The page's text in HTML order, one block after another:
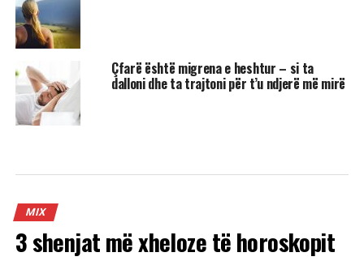
Çfarë është migrena e heshtur – si ta
dalloni dhe ta trajtoni për t’u ndjerë më mirë
MIX
3 shenjat më xheloze të horoskopit